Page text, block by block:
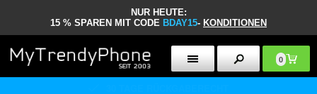
NUR HEUTE:
15 % SPAREN MIT CODE BDAY15- KONDITIONEN
0